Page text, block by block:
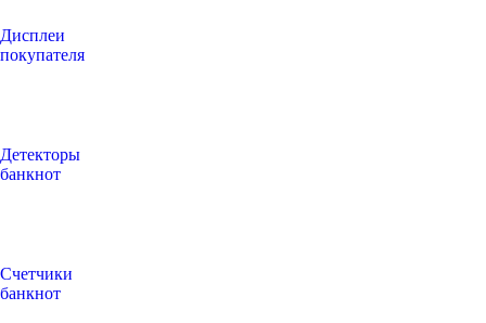
Дисплеи
покупателя
Детекторы
банкнот
Счетчики
банкнот